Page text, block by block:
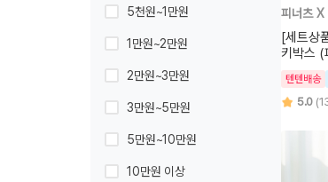
5천원~1만원
1만원~2만원
2만원~3만원
3만원~5만원
5만원~10만원
10만원 이상
피너츠 X
[세트상
키박스 (
텐텐배송
5.0